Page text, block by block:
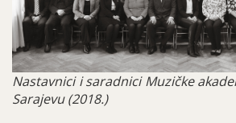
Nastavnici i saradnici Muzičke
Sarajevu (2018.)